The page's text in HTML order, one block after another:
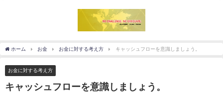
ホーム お金 お金に対する考え方 キャッシュフローを意識しましょう。
お金に対する考え方
キャッシュフローを意識しましょう。